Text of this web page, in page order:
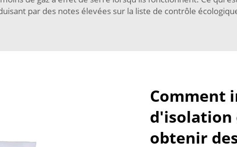
par des notes élevées sur la liste de contrôle
Comment
d'isolation
obtenir